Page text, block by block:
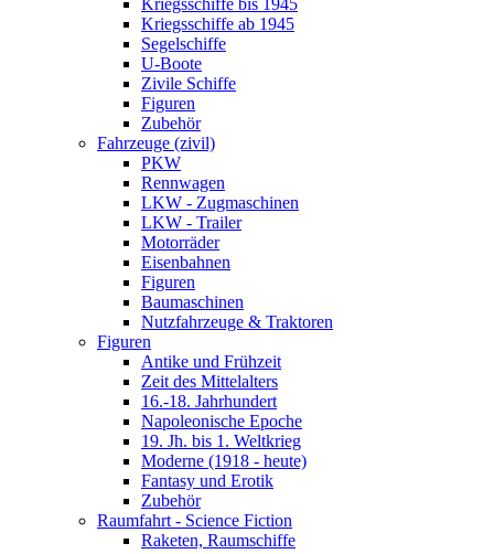
Kriegsschiffe bis 1945
Kriegsschiffe ab 1945
Segelschiffe
U-Boote
Zivile Schiffe
Figuren
Zubehör
Fahrzeuge (zivil)
PKW
Rennwagen
LKW - Zugmaschinen
LKW - Trailer
Motorräder
Eisenbahnen
Figuren
Baumaschinen
Nutzfahrzeuge & Traktoren
Figuren
Antike und Frühzeit
Zeit des Mittelalters
16.-18. Jahrhundert
Napoleonische Epoche
19. Jh. bis 1. Weltkrieg
Moderne (1918 - heute)
Fantasy und Erotik
Zubehör
Raumfahrt - Science Fiction
Raketen, Raumschiffe